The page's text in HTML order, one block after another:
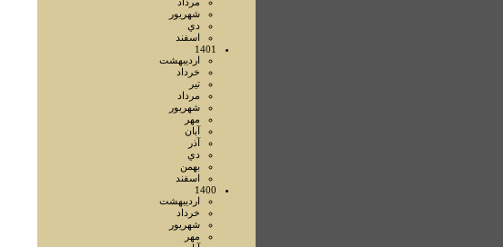
شهريور
دي
اسفند
1401
ارديبهشت
خرداد
تير
مرداد
شهريور
مهر
آبان
آذر
دي
بهمن
اسفند
1400
ارديبهشت
خرداد
شهريور
مهر